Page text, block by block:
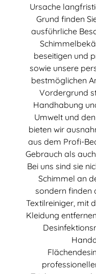
Ursache
Grund finden
ausführliche
beseitigen und
sowie unsere
bestmöglichen
Vordergrund
Handhabung
Umwelt und
bieten wir
aus dem Profi-
Gebrauch als
Bei uns sind sie
Schimmel an
sondern finden
Textilreiniger, mit
Kleidung